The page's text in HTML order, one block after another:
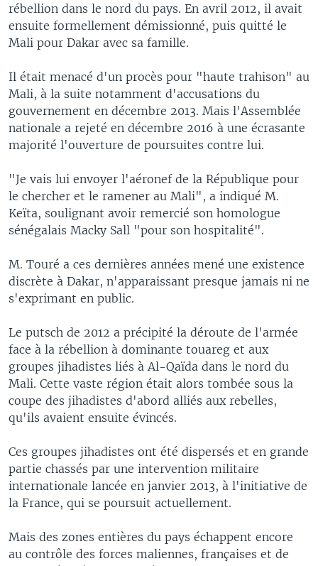
rébellion dans le nord du pays. En avril 2012, il avait
ensuite formellement démissionné, puis quitté le
Mali pour Dakar avec sa famille.
Il était menacé d'un procès pour "haute trahison" au
Mali, à la suite notamment d'accusations du
gouvernement en décembre 2013. Mais l'Assemblée
nationale a rejeté en décembre 2016 à une écrasante
majorité l'ouverture de poursuites contre lui.
"Je vais lui envoyer l'aéronef de la République pour
le chercher et le ramener au Mali", a indiqué M.
Keïta, soulignant avoir remercié son homologue
sénégalais Macky Sall "pour son hospitalité".
M. Touré a ces dernières années mené une existence
discrète à Dakar, n'apparaissant presque jamais ni ne
s'exprimant en public.
Le putsch de 2012 a précipité la déroute de l'armée
face à la rébellion à dominante touareg et aux
groupes jihadistes liés à Al-Qaïda dans le nord du
Mali. Cette vaste région était alors tombée sous la
coupe des jihadistes d'abord alliés aux rebelles,
qu'ils avaient ensuite évincés.
Ces groupes jihadistes ont été dispersés et en grande
partie chassés par une intervention militaire
internationale lancée en janvier 2013, à l'initiative de
la France, qui se poursuit actuellement.
Mais des zones entières du pays échappent encore
au contrôle des forces maliennes, françaises et de